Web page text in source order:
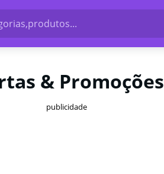
& Promoções
publicidade